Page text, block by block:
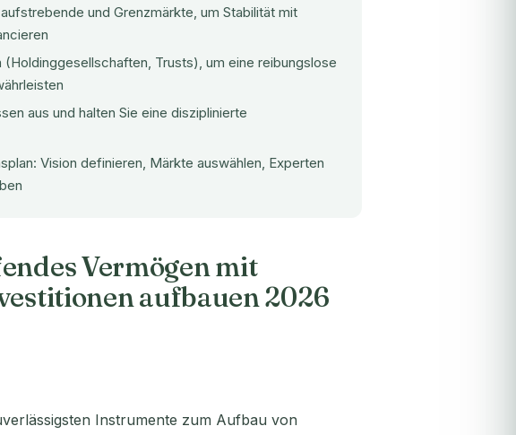
und Grenzmärkte, um Stabilität mit
Trusts), um eine reibungslose
aus und halten Sie eine disziplinierte
Vision definieren, Märkte auswählen, Experten
Vermögen mit
aufbauen 2026
Instrumente zum Aufbau von